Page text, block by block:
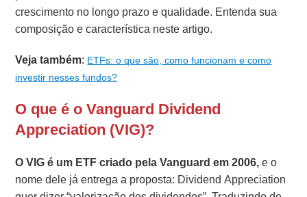
crescimento no longo prazo e qualidade. Entenda sua
composição e característica neste artigo.
Veja também: ETFs: o que são, como funcionam e como
investir nesses fundos?
O que é o Vanguard Dividend
Appreciation (VIG)?
O VIG é um ETF criado pela Vanguard em 2006,e o
nome dele já entrega a proposta: Dividend Appreciation